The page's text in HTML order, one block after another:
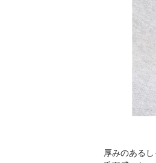
厚みのある